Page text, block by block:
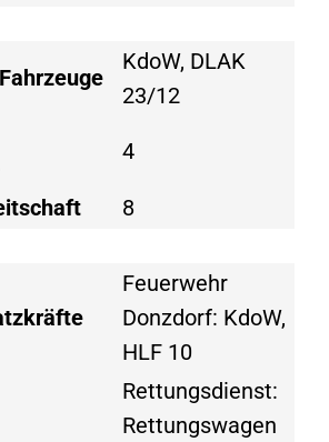
KdoW, DLAK
23/12
4
8
Feuerwehr
Donzdorf: KdoW,
HLF 10
Rettungsdienst:
Rettungswagen